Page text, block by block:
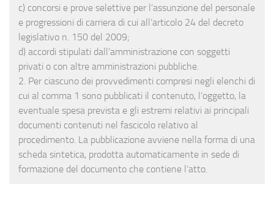
c) concorsi e prove selettive per l’assunzione del personale
e progressioni di carriera di cui all’articolo 24 del decreto
legislativo n. 150 del 2009;
d) accordi stipulati dall’amministrazione con soggetti
privati o con altre amministrazioni pubbliche.
2. Per ciascuno dei provvedimenti compresi negli elenchi di
cui al comma 1 sono pubblicati il contenuto, l’oggetto, la
eventuale spesa prevista e gli estremi relativi ai principali
documenti contenuti nel fascicolo relativo al
procedimento. La pubblicazione avviene nella forma di una
scheda sintetica, prodotta automaticamente in sede di
formazione del documento che contiene l’atto.